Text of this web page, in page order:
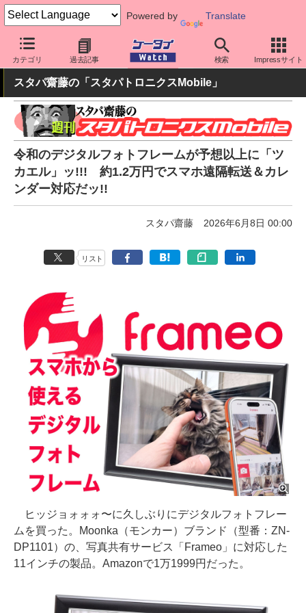
Powered by Translate
カテゴリ 過去記事 検索 Impressサイト
ケータイ Watch 周辺機器/アクセサリー
スタパ齋藤の「スタパトロニクスMobile」
令和のデジタルフォトフレームが予想以上に「ツ
カエル」ッ!!! 約1.2万円でスマホ遠隔転送＆カレ
ンダー対応だッ!!
スタパ齋藤 2026年6月8日 00:00
リスト
ヒッジョォォォ〜に久しぶりにデジタルフォトフレー
ムを買った。Moonka（モンカー）ブランド（型番：ZN-
DP1101）の、写真共有サービス「Frameo」に対応した
11インチの製品。Amazonで1万1999円だった。